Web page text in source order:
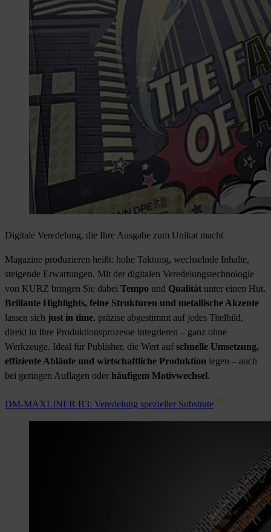
Digitale Veredelung, die Ihre Ausgabe zum Unikat macht
Magazine produzieren heißt: hohe Taktung, wechselnde Inhalte,
steigende Erwartungen. Mit der digitalen Veredelungstechnologie
von KURZ bringen Sie dabei Tempo und Qualität unter einen Hut.
Brillante Highlights, feine Strukturen und metallische Akzente
lassen sich just in time, präzise abgestimmt auf jedes Titelbild,
direkt in Ihre Produktionsprozesse integrieren – ganz ohne
Werkzeuge. Ideal für Publisher, die Wert auf schnelle Umsetzung,
effiziente Abläufe und wirtschaftliche Produktion legen – auch
bei geringen Auflagen oder häufigem Motivwechsel.
DM-MAXLINER B3: Veredelung spezieller Substrate